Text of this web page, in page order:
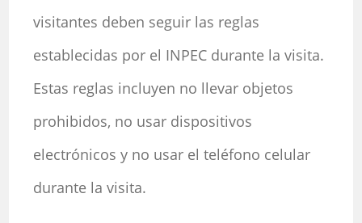
visitantes deben seguir las reglas
establecidas por el INPEC durante la visita.
Estas reglas incluyen no llevar objetos
prohibidos, no usar dispositivos
electrónicos y no usar el teléfono celular
durante la visita.